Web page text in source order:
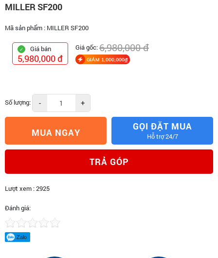
MILLER SF200
Mã sản phẩm : MILLER SF200
Giá bán
5,980,000 đ
Giá gốc:6,980,000 đ
GIẢM 1,000,000đ
Số lượng: - +
MUA NGAY
GỌI ĐẶT MUA
Hỗ trợ 24/7
TRẢ GÓP
Lượt xem : 2925
Đánh giá:
Zalo